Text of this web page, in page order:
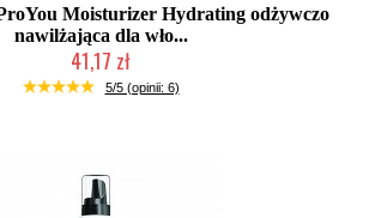
Moisturizer Hydrating odżywczo
nawilżająca dla wło...
41,17 zł
Duża ilość (wysyłka w 24h)
5/5 (opinii: 6)